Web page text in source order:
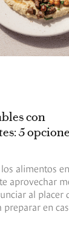
con
5
alimentos
aprovechar
al placer
preparar en